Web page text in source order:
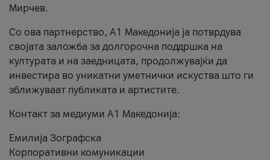
Мирчев.
Со ова партнерство, A1 Македонија ја потврдува
својата заложба за долгорочна поддршка на
културата и на заедницата, продолжувајќи да
инвестира во уникатни уметнички искуства што ги
зближуваат публиката и артистите.
Контакт за медиуми А1 Македонија:
Емилија Зографска
Корпоративни комуникации